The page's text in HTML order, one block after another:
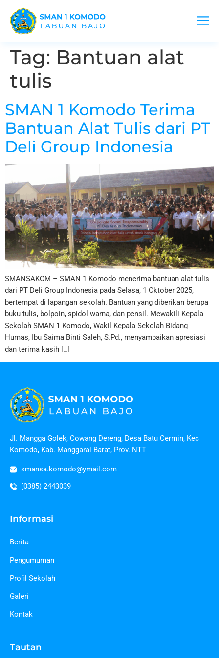
Tag: Bantuan alat
tulis
SMAN 1 Komodo Terima
Bantuan Alat Tulis dari PT
Deli Group Indonesia
SMANSAKOM – SMAN 1 Komodo menerima bantuan alat tulis
dari PT Deli Group Indonesia pada Selasa, 1 Oktober 2025,
bertempat di lapangan sekolah. Bantuan yang diberikan berupa
buku tulis, bolpoin, spidol warna, dan pensil. Mewakili Kepala
Sekolah SMAN 1 Komodo, Wakil Kepala Sekolah Bidang
Humas, Ibu Saima Binti Saleh, S.Pd., menyampaikan apresiasi
dan terima kasih […]
Jl. Mangga Golek, Cowang Dereng, Desa Batu Cermin, Kec
Komodo, Kab. Manggarai Barat, Prov. NTT
smansa.komodo@ymail.com
(0385) 2443039
Informasi
Berita
Pengumuman
Profil Sekolah
Galeri
Kontak
Tautan